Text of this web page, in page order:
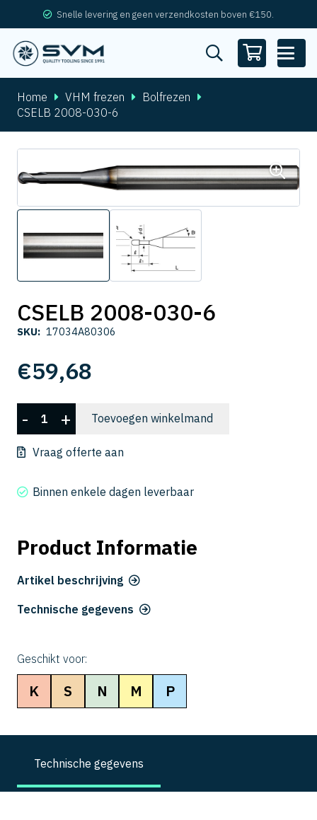
Snelle levering en geen verzendkosten boven €150.
Home VHM frezen
Bolfrezen
CSELB 2008-030-6
CSELB 2008-030-6
SKU: 17034A80306
€59,68
CSELB
2008-
030-
aantal
- + Toevoegen winkelmand
Vraag offerte aan
Binnen enkele dagen leverbaar
Product Informatie
Artikel beschrijving
Technische gegevens
Geschikt voor:
K S N M P
Technische gegevens